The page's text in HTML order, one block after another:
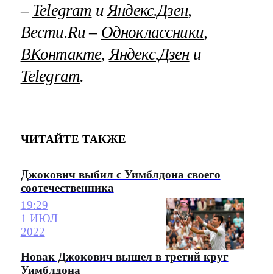
– Telegram и Яндекс.Дзен,
Вести.Ru – Одноклассники,
ВКонтакте, Яндекс.Дзени
Telegram.
ЧИТАЙТЕ ТАКЖЕ
Джокович выбил с Уимблдона своего
соотечественника
19:29
1 ИЮЛ
2022
Новак Джокович вышел в третий круг
Уимблдона